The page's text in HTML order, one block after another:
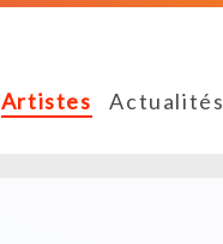
Artistes Actualités